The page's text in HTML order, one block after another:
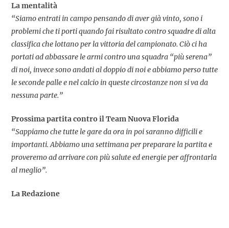
La mentalità
“Siamo entrati in campo pensando di aver già vinto, sono i
problemi che ti porti quando fai risultato contro squadre di alta
classifica che lottano per la vittoria del campionato. Ciò ci ha
portati ad abbassare le armi contro una squadra “più serena”
di noi, invece sono andati al doppio di noi e abbiamo perso tutte
le seconde palle e nel calcio in queste circostanze non si va da
nessuna parte.”
Prossima partita contro il Team Nuova Florida
“Sappiamo che tutte le gare da ora in poi saranno difficili e
importanti. Abbiamo una settimana per preparare la partita e
proveremo ad arrivare con più salute ed energie per affrontarla
al meglio”.
La Redazione